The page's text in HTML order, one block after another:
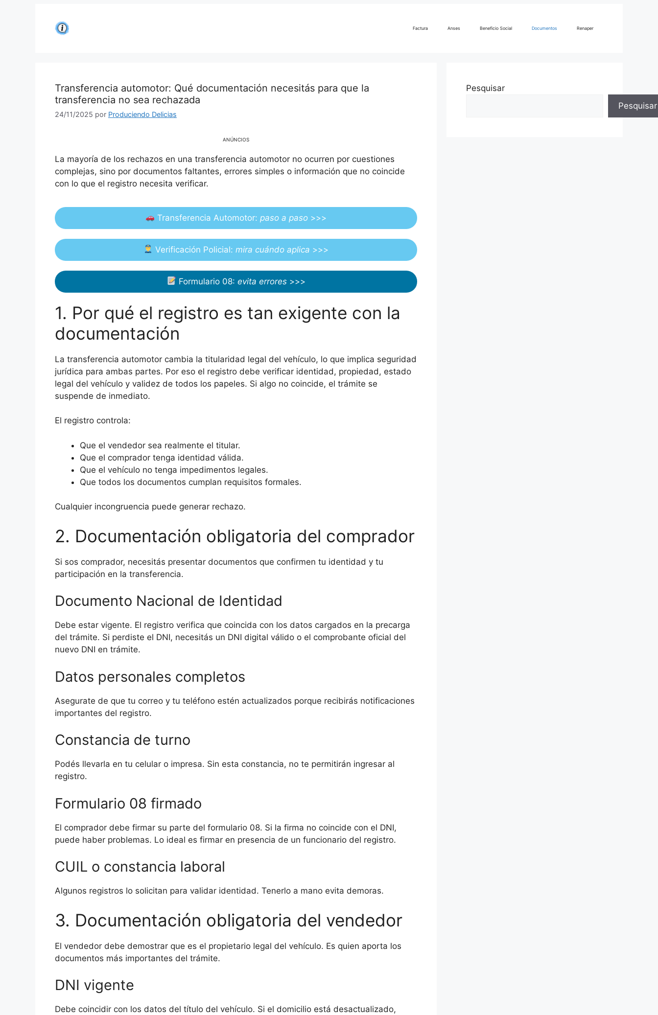
Factura Anses Beneficio Social Documentos Renaper
Transferencia automotor: Qué documentación necesitás para que la
transferencia no sea rechazada
24/11/2025 por Produciendo Delicias
ANÚNCIOS
La mayoría de los rechazos en una transferencia automotor no ocurren por cuestiones
complejas, sino por documentos faltantes, errores simples o información que no coincide
con lo que el registro necesita verificar.
Transferencia Automotor:paso a paso >>>
Verificación Policial:mira cuándo aplica >>>
Formulario 08: evita errores>>>
1. Por qué el registro es tan exigente con la
documentación
La transferencia automotor cambia la titularidad legal del vehículo, lo que implica seguridad
jurídica para ambas partes. Por eso el registro debe verificar identidad, propiedad, estado
legal del vehículo y validez de todos los papeles. Si algo no coincide, el trámite se
suspende de inmediato.
El registro controla:
Que el vendedor sea realmente el titular.
Que el comprador tenga identidad válida.
Que el vehículo no tenga impedimentos legales.
Que todos los documentos cumplan requisitos formales.
Cualquier incongruencia puede generar rechazo.
2. Documentación obligatoria del comprador
Si sos comprador, necesitás presentar documentos que confirmen tu identidad y tu
participación en la transferencia.
Documento Nacional de Identidad
Debe estar vigente. El registro verifica que coincida con los datos cargados en la precarga
del trámite. Si perdiste el DNI, necesitás un DNI digital válido o el comprobante oficial del
nuevo DNI en trámite.
Datos personales completos
Asegurate de que tu correo y tu teléfono estén actualizados porque recibirás notificaciones
importantes del registro.
Constancia de turno
Podés llevarla en tu celular o impresa. Sin esta constancia, no te permitirán ingresar al
registro.
Formulario 08 firmado
El comprador debe firmar su parte del formulario 08. Si la firma no coincide con el DNI,
puede haber problemas. Lo ideal es firmar en presencia de un funcionario del registro.
CUIL o constancia laboral
Algunos registros lo solicitan para validar identidad. Tenerlo a mano evita demoras.
3. Documentación obligatoria del vendedor
El vendedor debe demostrar que es el propietario legal del vehículo. Es quien aporta los
documentos más importantes del trámite.
DNI vigente
Debe coincidir con los datos del título del vehículo. Si el domicilio está desactualizado,
Pesquisar
Pesquisar